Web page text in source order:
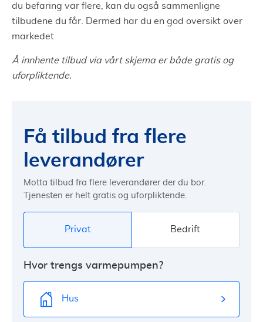
du befaring var flere, kan du også sammenligne
tilbudene du får. Dermed har du en god oversikt over
markedet
Å innhente tilbud via vårt skjema er både gratis og
uforpliktende.
Få tilbud fra flere
leverandører
Motta tilbud fra flere leverandører der du bor.
Tjenesten er helt gratis og uforpliktende.
Privat Bedrift
Hvor trengs varmepumpen?
Hus